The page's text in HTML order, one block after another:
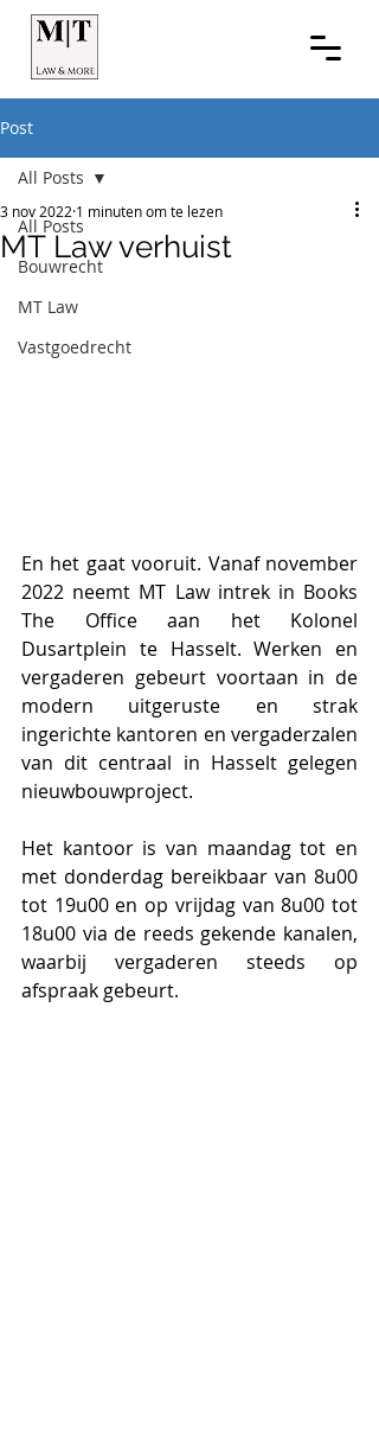
Post
All Posts
Bouwrecht
MT Law
Vastgoedrecht
All Posts
MT Law verhuist
3 nov 2022 1 minuten om te lezen
En het gaat vooruit. Vanaf november
2022 neemt MT Law intrek in Books
The Office aan het Kolonel
Dusartplein te Hasselt. Werken en
vergaderen gebeurt voortaan in de
modern uitgeruste en strak
ingerichte kantoren en vergaderzalen
van dit centraal in Hasselt gelegen
nieuwbouwproject.
Het kantoor is van maandag tot en
met donderdag bereikbaar van 8u00
tot 19u00 en op vrijdag van 8u00 tot
18u00 via de reeds gekende kanalen,
waarbij vergaderen steeds op
afspraak gebeurt.